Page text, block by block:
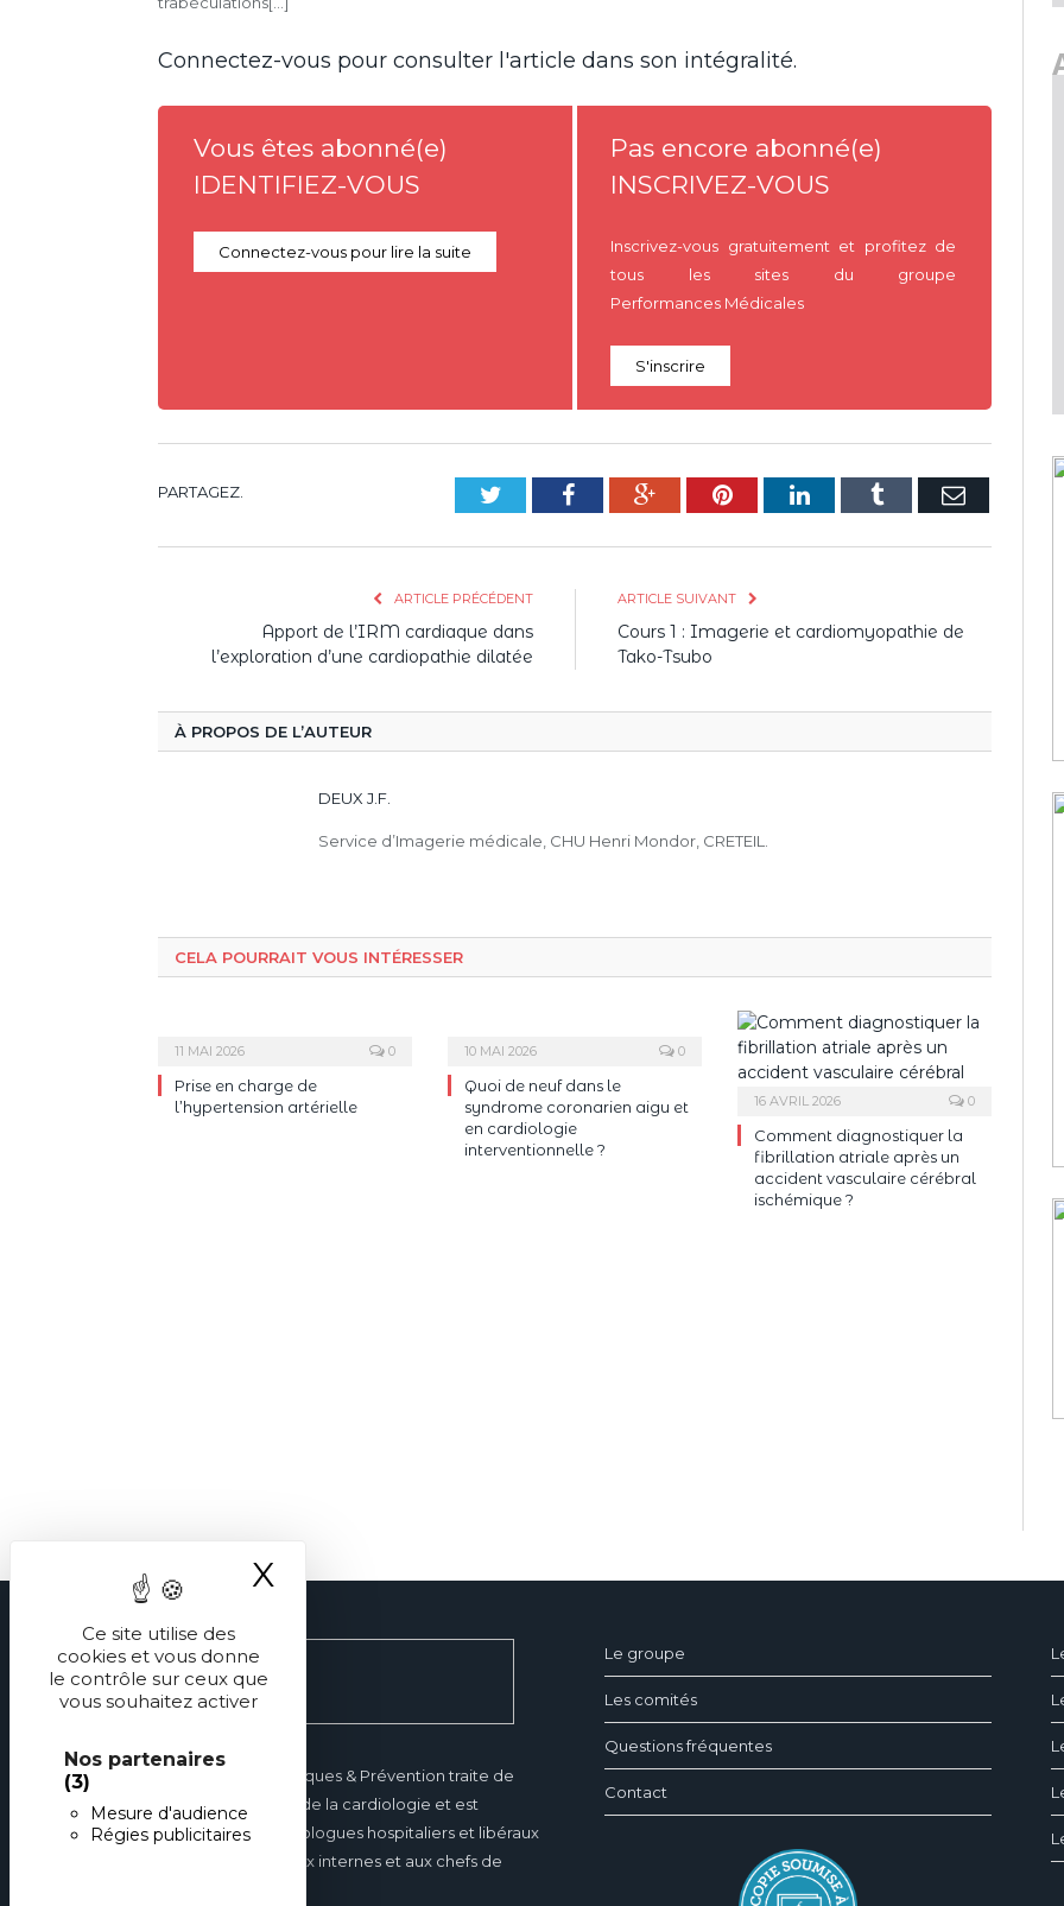
Ce site utilise des
cookies et vous donne
le contrôle sur ceux que
vous souhaitez activer
Nos partenaires
(3)
Mesure d'audience
Régies publicitaires
X Masquer le bandeau des cookies
Connectez-vous pour consulter l'article dans son intégralité.
Vous êtes abonné(e)
IDENTIFIEZ-VOUS
Connectez-vous pour lire la suite
Pas encore abonné(e)
INSCRIVEZ-VOUS
Inscrivez-vous gratuitement et profitez de
tous les sites du groupe
Performances Médicales
S'inscrire
PARTAGEZ. TwitterFacebookGoogle+PinterestLinkedInTumblr E-
ARTICLE PRÉCÉDENT
Apport de l’IRM cardiaque dans
l’exploration d’une cardiopathie dilatée
ARTICLE SUIVANT
Cours 1 : Imagerie et cardiomyopathie de
Tako-Tsubo
À PROPOS DE L’AUTEUR
DEUX J.F.
Service d’Imagerie médicale, CHU Henri Mondor, CRETEIL.
CELA POURRAIT VOUS INTÉRESSER
11 MAI 2026 0
Prise en charge de
l’hypertension artérielle
10 MAI 2026 0
Quoi de neuf dans le
syndrome coronarien aigu et
en cardiologie
interventionnelle ?
16 AVRIL 2026 0
Comment diagnostiquer la
fibrillation atriale après un
accident vasculaire cérébral
ischémique ?
Réalités Cardiologiques & Prévention traite de
tous les domaines de la cardiologie et est
destinée aux cardiologues hospitaliers et libéraux
mais également aux internes et aux chefs de
Le groupe
Les comités
Questions fréquentes
Contact